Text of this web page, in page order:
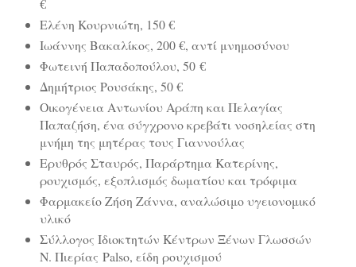
€
Ελένη Κουρνιώτη, 150 €
Ιωάννης Βακαλίκος, 200 €, αντί μνημοσύνου
Φωτεινή Παπαδοπούλου, 50 €
Δημήτριος Ρουσάκης, 50 €
Οικογένεια Αντωνίου Αράπη και Πελαγίας
Παπαζήση, ένα σύγχρονο κρεβάτι νοσηλείας στη
μνήμη της μητέρας τους Γιαννούλας
Ερυθρός Σταυρός, Παράρτημα Κατερίνης,
ρουχισμός, εξοπλισμός δωματίου και τρόφιμα
Φαρμακείο Ζήση Ζάννα, αναλώσιμο υγειονομικό
υλικό
Σύλλογος Ιδιοκτητών Κέντρων Ξένων Γλωσσών
Ν. Πιερίας Palso, είδη ρουχισμού